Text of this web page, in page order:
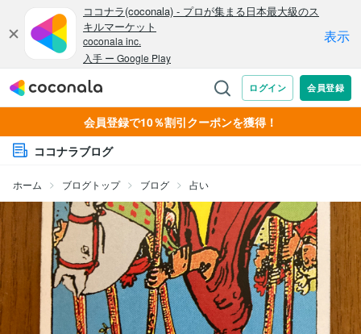
会員登録で10％割引クーポンを獲得！
ココナラブログ
ホーム ブログトップ ブログ 占い